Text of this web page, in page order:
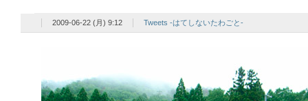
2009-06-22 (月) 9:12 Tweets -はてしないたわごと-